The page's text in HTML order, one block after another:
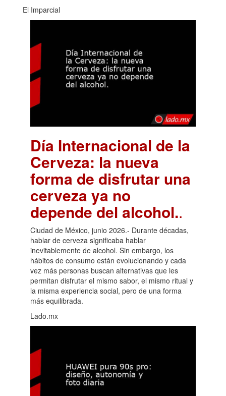
El Imparcial
Día Internacional de la
Cerveza: la nueva
forma de disfrutar una
cerveza ya no
depende del alcohol..
Ciudad de México, junio 2026.- Durante décadas,
hablar de cerveza significaba hablar
inevitablemente de alcohol. Sin embargo, los
hábitos de consumo están evolucionando y cada
vez más personas buscan alternativas que les
permitan disfrutar el mismo sabor, el mismo ritual y
la misma experiencia social, pero de una forma
más equilibrada.
Lado.mx